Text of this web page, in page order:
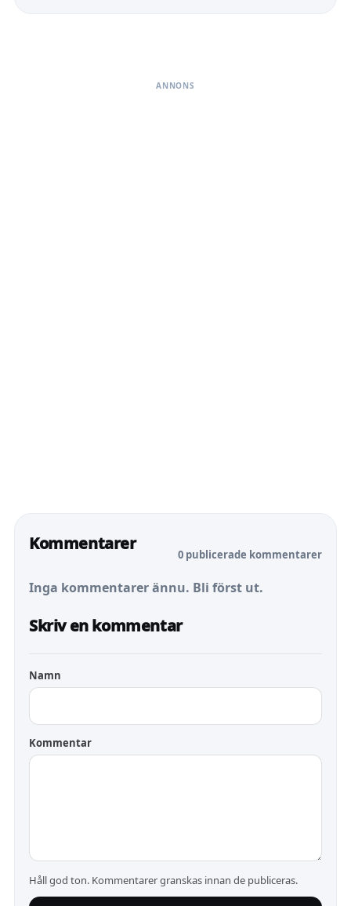
ANNONS
Kommentarer
0 publicerade kommentarer
Inga kommentarer ännu. Bli först ut.
Skriv en kommentar
Namn
Kommentar
Håll god ton. Kommentarer granskas innan de publiceras.